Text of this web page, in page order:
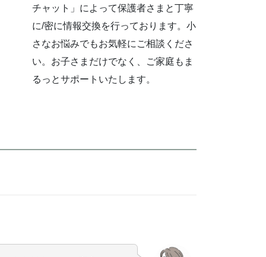
チャット」によって保護者さまと丁寧
に/密に情報交換を行っております。小
さなお悩みでもお気軽にご相談くださ
い。お子さまだけでなく、ご家庭もま
るっとサポートいたします。